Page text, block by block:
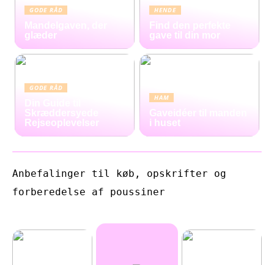
GODE RÅD
Mandelgaven, der
glæder
HENDE
Find den perfekte
gave til din mor
GODE RÅD
Skræddersyede
Rejseoplevelser
HAM
Gaveidéer til manden
i huset
Anbefalinger til køb, opskrifter og
forberedelse af poussiner